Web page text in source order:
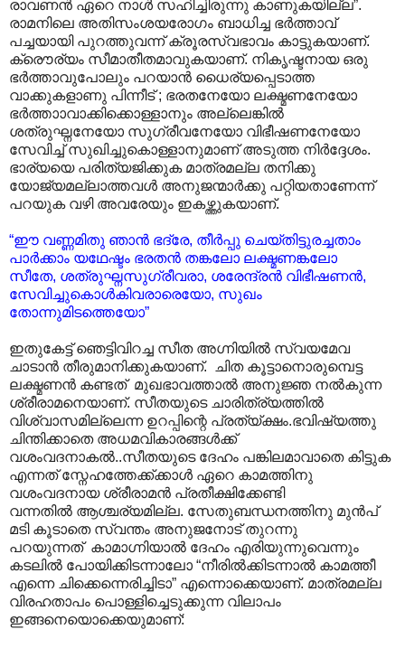
രാവണൻ ഏറെ നാൾ സഹിച്ചിരുന്നു കാണുകയില്ല”.
രാമനിലെ അതിസംശയരോഗം ബാധിച്ച ഭർത്താവ്
പച്ചയായി പുറത്തുവന്ന് ക്രൂരസ്വഭാവം കാട്ടുകയാണ്.
ക്രൌര്യം സീമാതീതമാവുകയാണ്. നികൃഷ്ടനായ ഒരു
ഭർത്താവുപോലും പറയാൻ ധൈര്യപ്പെടാത്ത
വാക്കുകളാണു പിന്നീട് ; ഭരതനേയോ ലക്ഷ്മണനേയോ
ഭർത്താ‍ാവാക്കിക്കൊള്ളാനും അല്ലെങ്കിൽ
ശത്രുഘ്നനേയോ സുഗ്രീവനേയോ വിഭീഷണനേയോ
സേവിച്ച് സുഖിച്ചുകൊള്ളാനുമാണ് അടുത്ത നിർദ്ദേശം.
ഭാര്യയെ പരിത്യജിക്കുക മാത്രമല്ല തനിക്കു
യോജ്യമല്ലാത്തവൾ അനുജന്മാർക്കു പറ്റിയതാണേന്ന്
പറയുക വഴി അവരേയും ഇകഴ്ത്തുകയാണ്.
“ഈ വണ്ണമിതു ഞാൻ ഭദ്രേ, തീർപ്പു ചെയ്തിട്ടുരച്ചതാം
പാർക്കാം യഥേഷ്ടം ഭരതൻ തങ്കലോ ലക്ഷ്മണങ്കലോ
സീതേ, ശത്രുഘ്നസുഗ്രീവരാ, ശരേന്ദ്രൻ വിഭീഷണൻ,
സേവിച്ചുകൊൾകിവരാരെയോ, സുഖം
തോന്നുമിടത്തെയോ”
ഇതുകേട്ട് ഞെട്ടിവിറച്ച സീത അഗ്നിയിൽ സ്വയമേവ
ചാടാൻ തീരുമാനിക്കുകയാണ്. ചിത കൂട്ടാനൊരുമ്പെട്ട
ലക്ഷ്മണൻ കണ്ടത് മുഖഭാവത്താൽ അനുജ്ഞ നൽകുന്ന
ശ്രീരാമനെയാണ്. സീതയുടെ ചാരിത്ര്യത്തിൽ
വിശ്വാസമില്ലെന്ന ഉറപ്പിന്റെ പ്രത്യ്ക്ഷം.ഭവിഷ്യത്തു
ചിന്തിക്കാതെ അധമവികാരങ്ങൾക്ക്
വശംവദനാകൽ..സീതയുടെ ദേഹം പങ്കിലമാവാതെ കിട്ടുക
എന്നത് സ്നേഹത്തേക്ക്ക്കാൾ ഏറെ കാമത്തിനു
വശംവദനായ ശ്രീരാമൻ പ്രതീക്ഷിക്കേണ്ടി
വന്നതിൽ ആശ്ചര്യമില്ല. സേതുബന്ധനത്തിനു മുൻപ്
മടി കൂടാതെ സ്വന്തം അനുജനോട് തുറന്നു
പറയുന്നത് കാമാഗ്നിയാൽ ദേഹം എരിയുന്നുവെന്നും
കടലിൽ പോയിക്കിടന്നാലോ “നീരിൽക്കിടന്നാൽ കാമത്തീ
എന്നെ ചിക്കെന്നെരിച്ചിടാ” എന്നൊക്കെയാണ്. മാത്രമല്ല
വിരഹതാപം പൊള്ളിച്ചെടുക്കുന്ന വിലാപം
ഇങ്ങനെയൊക്കെയുമാണ്: